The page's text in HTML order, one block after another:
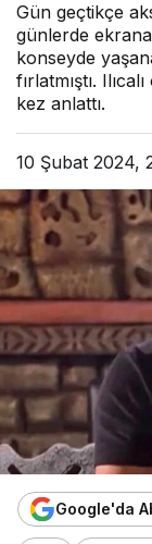
Gün geçtikçe
günlerde
konseyde
fırlatmıştı.
kez anlattı.
10 Şubat 2024,
Google'da